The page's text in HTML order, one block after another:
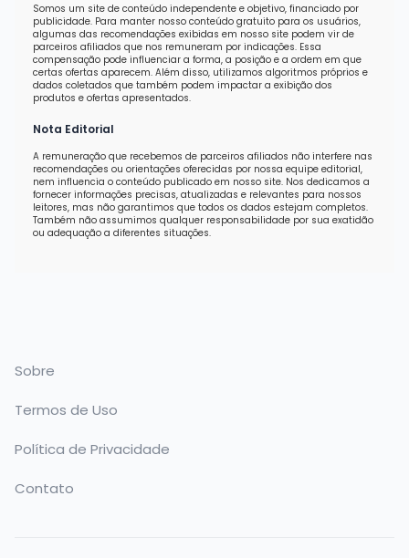
Somos um site de conteúdo independente e objetivo, financiado por
publicidade. Para manter nosso conteúdo gratuito para os usuários,
algumas das recomendações exibidas em nosso site podem vir de
parceiros afiliados que nos remuneram por indicações. Essa
compensação pode influenciar a forma, a posição e a ordem em que
certas ofertas aparecem. Além disso, utilizamos algoritmos próprios e
dados coletados que também podem impactar a exibição dos
produtos e ofertas apresentados.
Nota Editorial
A remuneração que recebemos de parceiros afiliados não interfere nas
recomendações ou orientações oferecidas por nossa equipe editorial,
nem influencia o conteúdo publicado em nosso site. Nos dedicamos a
fornecer informações precisas, atualizadas e relevantes para nossos
leitores, mas não garantimos que todos os dados estejam completos.
Também não assumimos qualquer responsabilidade por sua exatidão
ou adequação a diferentes situações.
Sobre
Termos de Uso
Política de Privacidade
Contato